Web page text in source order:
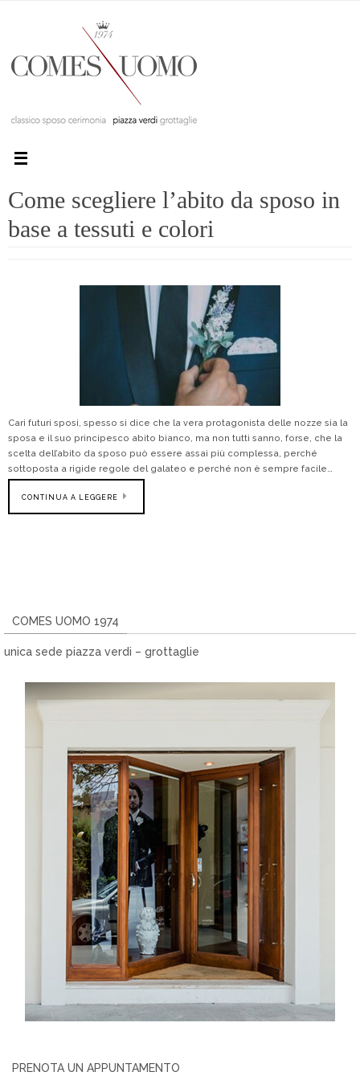
Come scegliere l’abito da sposo in
base a tessuti e colori
Cari futuri sposi, spesso si dice che la vera protagonista delle nozze sia la
sposa e il suo principesco abito bianco, ma non tutti sanno, forse, che la
scelta dell’abito da sposo può essere assai più complessa, perché
sottoposta a rigide regole del galateo e perché non è sempre facile…
CONTINUA A LEGGERE
COMES UOMO 1974
unica sede piazza verdi – grottaglie
PRENOTA UN APPUNTAMENTO